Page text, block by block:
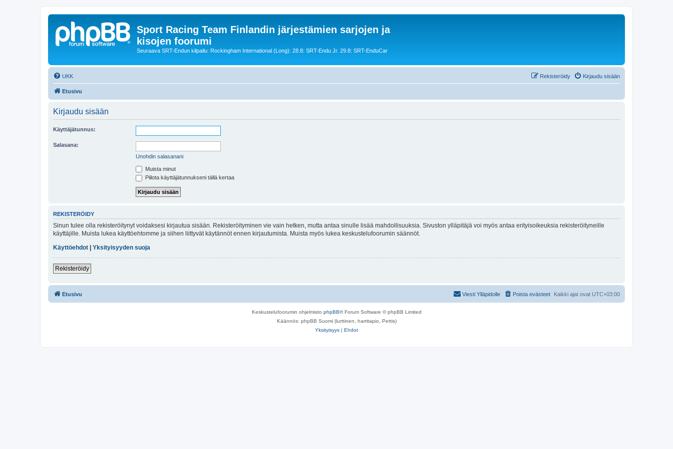
Sport Racing Team Finlandin järjestämien sarjojen ja
kisojen foorumi
Seuraava SRT-Endun kilpailu: Rockingham International (Long): 28.8: SRT-Endu Jr. 29.8: SRT-EnduCar
UKK Kirjaudu sisään
Rekisteröidy
Etusivu
Kirjaudu sisään
Käyttäjätunnus:
Salasana:
Unohdin salasanani
Muista minut
Piilota käyttäjätunnukseni tällä kertaa
REKISTERÖIDY
Sinun tulee olla rekisteröitynyt voidaksesi kirjautua sisään. Rekisteröityminen vie vain hetken, mutta antaa sinulle lisää mahdollisuuksia. Sivuston ylläpitäjä voi myös antaa erityisoikeuksia rekisteröityneille
käyttäjille. Muista lukea käyttöehtomme ja siihen liittyvät käytännöt ennen kirjautumista. Muista myös lukea keskustelufoorumin säännöt.
Käyttöehdot
Yksityisyyden suoja
Rekisteröidy
Etusivu Kaikki ajat ovat UTC+03:00
Poista evästeet
Viesti Ylläpidolle
Keskustelufoorumin ohjelmisto phpBB® Forum Software © phpBB Limited
Käännös: phpBB Suomi (lurttinen, harritapio, Pettis)
Yksityisyys | Ehdot